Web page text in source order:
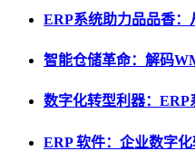
ERP系统助力品品香：
智能仓储革命：解码
数字化转型利器：
ERP 软件：企业数字